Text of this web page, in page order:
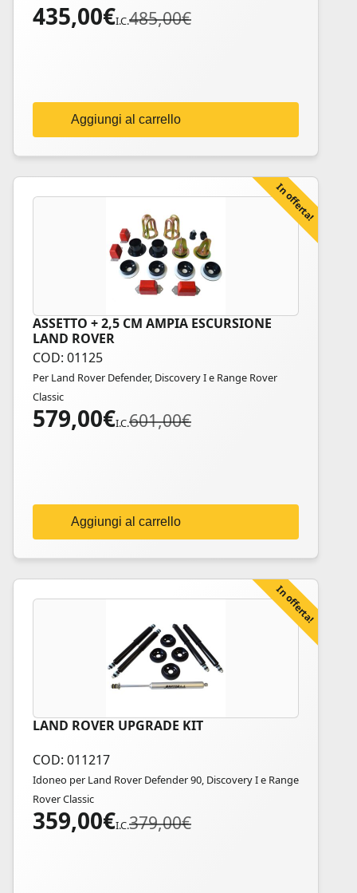
485,00€
Il
prezzo
435,00€
Il
prezzo
I.C.
Aggiungi al carrello
In offerta!
ASSETTO + 2,5 CM AMPIA ESCURSIONE
LAND ROVER
COD: 01125
Per Land Rover Defender, Discovery I e Range Rover
Classic
601,00€
Il
prezzo
579,00€
Il
prezzo
I.C.
Aggiungi al carrello
In offerta!
LAND ROVER UPGRADE KIT
COD: 011217
Idoneo per Land Rover Defender 90, Discovery I e Range
Rover Classic
379,00€
Il
prezzo
359,00€
Il
prezzo
I.C.